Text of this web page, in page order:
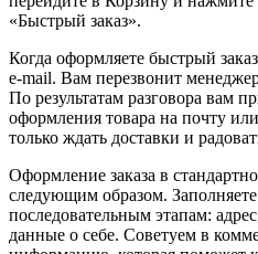
«Быстрый заказ».
Когда оформляете быстрый
e-mail. Вам перезвонит
По результатам разговора вам
оформления товара на почту
только ждать доставки и
Оформление заказа в
следующим образом.
последовательным этапам:
данные о себе. Советуем в